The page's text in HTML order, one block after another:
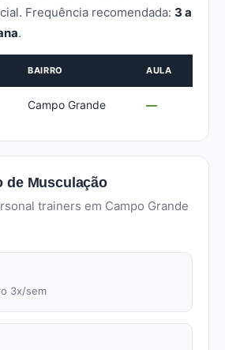
Frequência recomendada: 3 a
.
BAIRRO AULA
Campo Grande —
de Musculação
trainers em Campo Grande
3x/sem